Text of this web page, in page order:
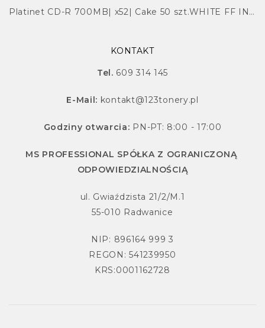
Platinet CD-R 700MB| x52| Cake 50 szt.WHITE FF INK. PRINTABLE PRO
KONTAKT
Tel. 609 314 145
E-Mail: kontakt@123tonery.pl
Godziny otwarcia: PN-PT: 8:00 - 17:00
MS PROFESSIONAL SPÓŁKA Z OGRANICZONĄ
ODPOWIEDZIALNOŚCIĄ
ul. Gwiaździsta 21/2/M.1
55-010 Radwanice
NIP: 896164 999 3
REGON: 541239950
KRS:0001162728